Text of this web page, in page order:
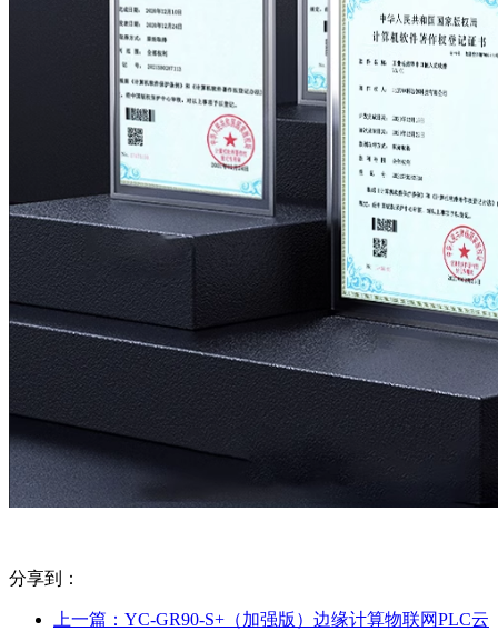
分享到：
上一篇： YC-GR90-S+（加强版）边缘计算物联网PLC云